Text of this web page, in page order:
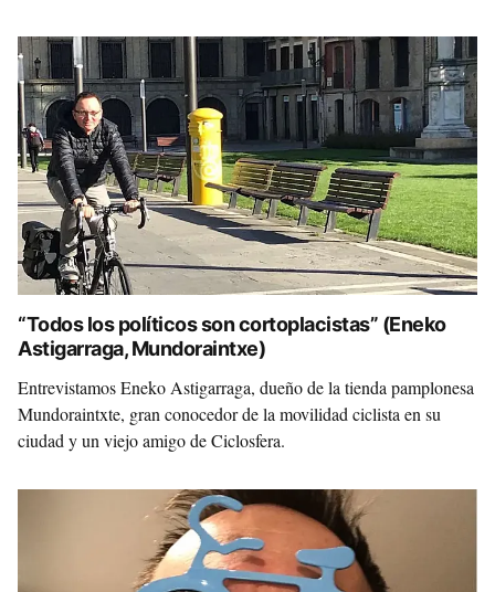
“Todos los políticos son cortoplacistas” (Eneko
Astigarraga, Mundoraintxe)
Entrevistamos Eneko Astigarraga, dueño de la tienda pamplonesa
Mundoraintxte, gran conocedor de la movilidad ciclista en su
ciudad y un viejo amigo de Ciclosfera.